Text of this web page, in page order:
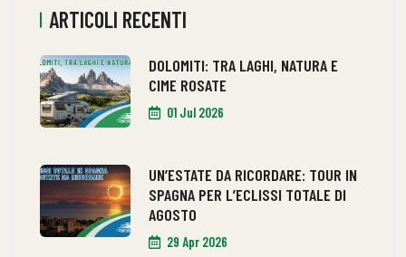
ARTICOLI RECENTI
DOLOMITI: TRA LAGHI, NATURA E
CIME ROSATE
01 Jul 2026
UN’ESTATE DA RICORDARE: TOUR IN
SPAGNA PER L’ECLISSI TOTALE DI
AGOSTO
29 Apr 2026